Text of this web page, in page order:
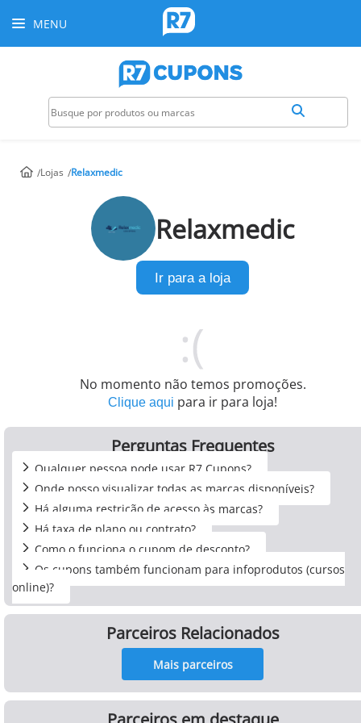
MENU
Lojas Relaxmedic
Relaxmedic
Ir para a loja
No momento não temos promoções.
Clique aqui para ir para loja!
Perguntas Frequentes
Qualquer pessoa pode usar R7 Cupons?
Onde posso visualizar todas as marcas disponíveis?
Há alguma restrição de acesso às marcas?
Há taxa de plano ou contrato?
Como o funciona o cupom de desconto?
Os cupons também funcionam para infoprodutos (cursos
online)?
Parceiros Relacionados
Mais parceiros